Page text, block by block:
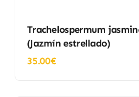
Trachelospermum
(Jazmín estrellado)
35.00€